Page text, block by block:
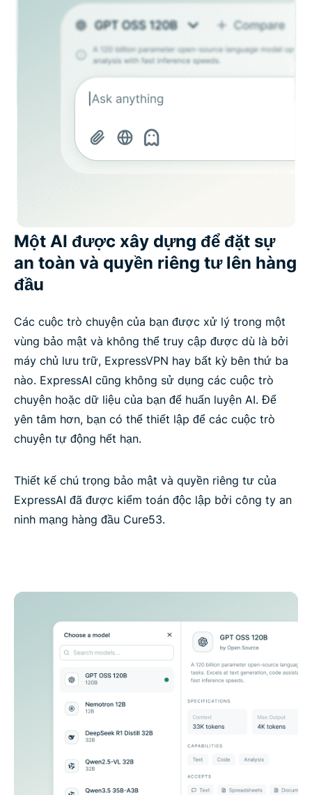
Một AI được xây dựng để đặt sự
an toàn và quyền riêng tư lên hàng
đầu
Các cuộc trò chuyện của bạn được xử lý trong một
vùng bảo mật và không thể truy cập được dù là bởi
máy chủ lưu trữ, ExpressVPN hay bất kỳ bên thứ ba
nào. ExpressAI cũng không sử dụng các cuộc trò
chuyện hoặc dữ liệu của bạn để huấn luyện AI. Để
yên tâm hơn, bạn có thể thiết lập để các cuộc trò
chuyện tự động hết hạn.
Thiết kế chú trọng bảo mật và quyền riêng tư của
ExpressAI đã được kiểm toán độc lập bởi công ty an
ninh mạng hàng đầu Cure53.